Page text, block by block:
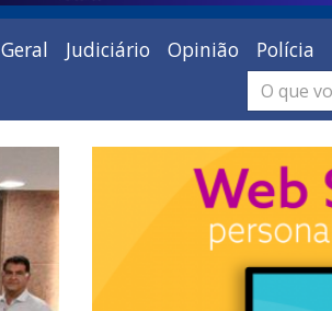
Geral Judiciário Opinião Polícia